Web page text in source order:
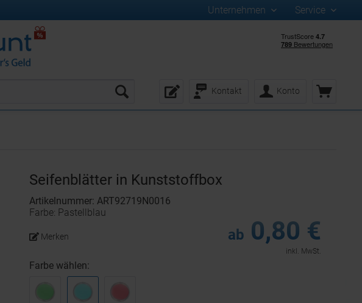
Unternehmen Service
Kontakt Konto
Seifenblätter in Kunststoffbox
Artikelnummer: ART92719N0016
Farbe: Pastellblau
ab 0,80 €
inkl. MwSt.
Merken
Farbe wählen: